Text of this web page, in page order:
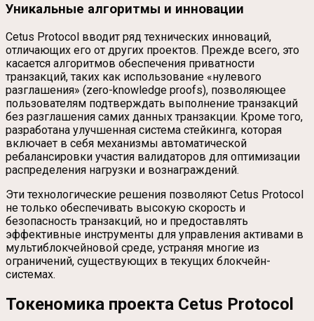
Уникальные алгоритмы и инновации
Cetus Protocol вводит ряд технических инноваций,
отличающих его от других проектов. Прежде всего, это
касается алгоритмов обеспечения приватности
транзакций, таких как использование «нулевого
разглашения» (zero-knowledge proofs), позволяющее
пользователям подтверждать выполнение транзакций
без разглашения самих данных транзакции. Кроме того,
разработана улучшенная система стейкинга, которая
включает в себя механизмы автоматической
ребалансировки участия валидаторов для оптимизации
распределения нагрузки и вознаграждений.
Эти технологические решения позволяют Cetus Protocol
не только обеспечивать высокую скорость и
безопасность транзакций, но и предоставлять
эффективные инструменты для управления активами в
мультиблокчейновой среде, устраняя многие из
ограничений, существующих в текущих блокчейн-
системах.
Токеномика проекта Cetus Protocol